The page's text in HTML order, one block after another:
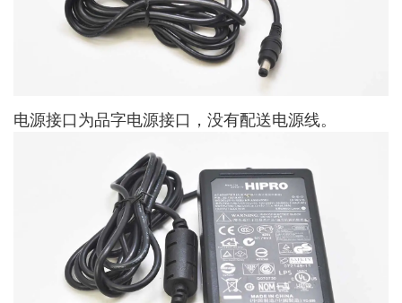
电源接口为品字电源接口，没有配送电源线。